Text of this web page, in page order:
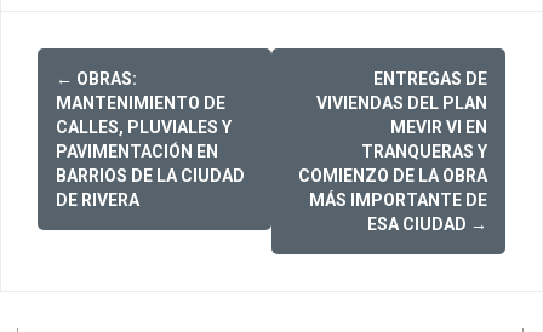
Post
navigation
← OBRAS:
MANTENIMIENTO DE
CALLES, PLUVIALES Y
PAVIMENTACIÓN EN
BARRIOS DE LA CIUDAD
DE RIVERA
ENTREGAS DE
VIVIENDAS DEL PLAN
MEVIR VI EN
TRANQUERAS Y
COMIENZO DE LA OBRA
MÁS IMPORTANTE DE
ESA CIUDAD →